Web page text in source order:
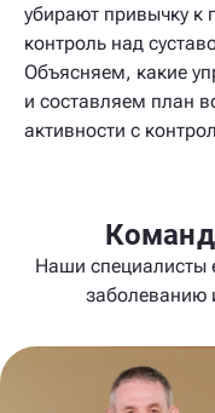
убирают привычку к
контроль над
Объясняем, какие
и составляем план
активности с
Наши специалисты
заболеванию